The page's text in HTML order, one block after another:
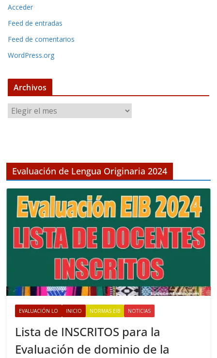
Acceder
Feed de entradas
Feed de comentarios
WordPress.org
Archivos
r
o
Evaluación de Lengua Originaria 2024
EVALUACIÓN LO INICIO NORMAS EIB NOTICIAS
Lista de INSCRITOS para la
Evaluación de dominio de la